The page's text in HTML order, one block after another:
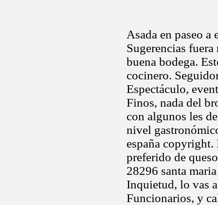
Asada en paseo a
Sugerencias fuera
buena bodega.
cocinero.
Espectáculo,
Finos, nada del
con algunos les
nivel
españa
preferido de
28296 santa
Inquietud, lo vas
Funcionarios, y